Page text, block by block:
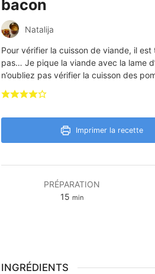
bacon
Natalija
Pour vérifier la cuisson de viande, il est
pas… Je pique la viande avec la lame
n’oubliez pas vérifier la cuisson des
Imprimer la recette
PRÉPARATION
15minutes
min
INGRÉDIENTS